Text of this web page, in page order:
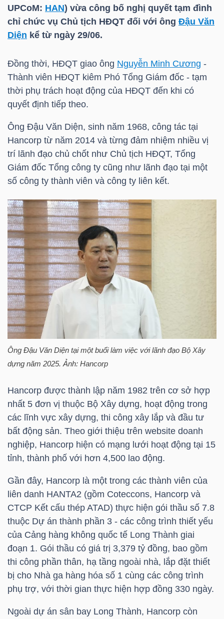
UPCoM: HAN) vừa công bố nghị quyết tạm đình
chỉ chức vụ Chủ tịch HĐQT đối với ông Đậu Văn
Diện kể từ ngày 29/06.
Đồng thời, HĐQT giao ông Nguyễn Minh Cương -
Thành viên HĐQT kiêm Phó Tổng Giám đốc - tạm
thời phụ trách hoạt động của HĐQT đến khi có
quyết định tiếp theo.
Ông Đậu Văn Diện, sinh năm 1968, công tác tại
Hancorp từ năm 2014 và từng đảm nhiệm nhiều vị
trí lãnh đạo chủ chốt như Chủ tịch HĐQT, Tổng
Giám đốc Tổng công ty cũng như lãnh đạo tại một
số công ty thành viên và công ty liên kết.
Ông Đậu Văn Diện tại một buổi làm việc với lãnh đạo Bộ Xây
dựng năm 2025. Ảnh: Hancorp
Hancorp được thành lập năm 1982 trên cơ sở hợp
nhất 5 đơn vị thuộc Bộ Xây dựng, hoạt động trong
các lĩnh vực xây dựng, thi công xây lắp và đầu tư
bất động sản. Theo giới thiệu trên website doanh
nghiệp, Hancorp hiện có mạng lưới hoạt động tại 15
tỉnh, thành phố với hơn 4,500 lao động.
Gần đây, Hancorp là một trong các thành viên của
liên danh HANTA2 (gồm Coteccons, Hancorp và
CTCP Kết cấu thép ATAD) thực hiện gói thầu số 7.8
thuộc Dự án thành phần 3 - các công trình thiết yếu
của Cảng hàng không quốc tế Long Thành giai
đoạn 1. Gói thầu có giá trị 3,379 tỷ đồng, bao gồm
thi công phần thân, hạ tầng ngoài nhà, lắp đặt thiết
bị cho Nhà ga hàng hóa số 1 cùng các công trình
phụ trợ, với thời gian thực hiện hợp đồng 330 ngày.
Ngoài dự án sân bay Long Thành, Hancorp còn
BẤT
SẢN
CHÍNH
KINH
TẾ
THẾ
GIỚI
ĐÔNG
TÀI
CHÍNH
CÁ
NHÂN
PHÂN
TÍCH
VIETSTOCKFINANCE
VĨ
MÔ